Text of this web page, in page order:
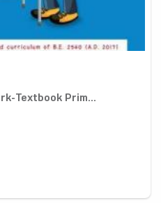
Textbook Prim...